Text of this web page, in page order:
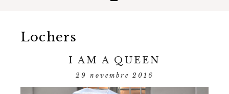
Lochers
I AM A QUEEN
29 novembre 2016